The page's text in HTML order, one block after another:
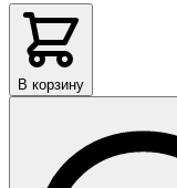
В корзину